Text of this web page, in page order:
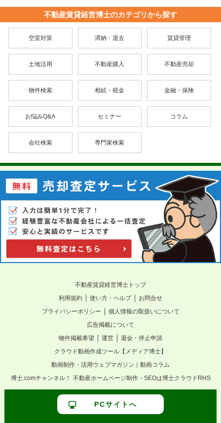
不動産賃貸経営博士のカテゴリから探す
空室対策 滞納・退去 賃貸管理
土地活用 不動産購入 不動産売却
物件検索 相続・税金 金融・保険
お悩みQ&A セミナー コラム
会社検索 専門家検索
不動産賃貸経営博士トップ
利用規約 ｜ 使い方・ヘルプ｜ お問合せ
プライバシーポリシー ｜ 個人情報の取扱いについて
広告掲載について
物件掲載希望 ｜ 運営 ｜ 退会・停止申請
クラウド動画作成ツール【メディア博士】
動画制作・活用ウェブマガジン｜動画コラム
博士.comチャンネル！
不動産ホームページ制作・SEOは博士クラウドRHS
PCサイトへ